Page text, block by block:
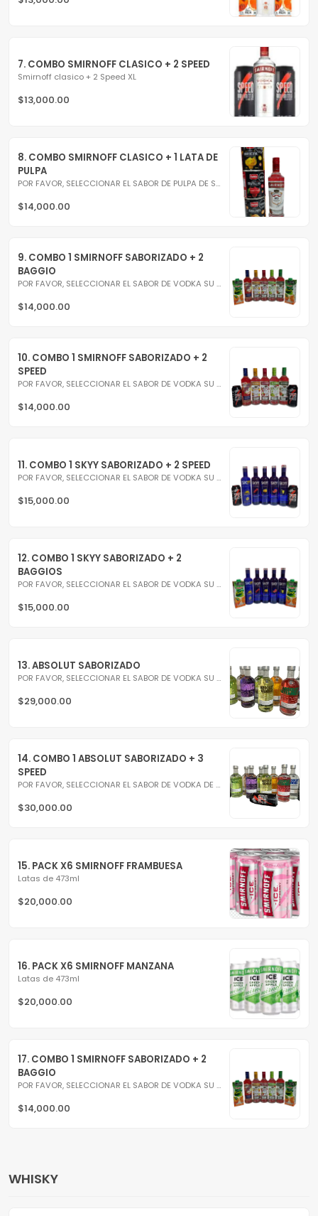
7. COMBO SMIRNOFF CLASICO + 2 SPEED
Smirnoff clasico + 2 Speed XL
$13,000.00
8. COMBO SMIRNOFF CLASICO + 1 LATA DE
PULPA
POR FAVOR, SELECCIONAR EL SABOR DE PULPA DE SU PREFERENCIA!...
$14,000.00
9. COMBO 1 SMIRNOFF SABORIZADO + 2
BAGGIO
POR FAVOR, SELECCIONAR EL SABOR DE VODKA SU PREFERENCIA! :)
$14,000.00
10. COMBO 1 SMIRNOFF SABORIZADO + 2
SPEED
POR FAVOR, SELECCIONAR EL SABOR DE VODKA SU PREFERENCIA! :)
$14,000.00
11. COMBO 1 SKYY SABORIZADO + 2 SPEED
POR FAVOR, SELECCIONAR EL SABOR DE VODKA SU PREFERENCIA! :)
$15,000.00
12. COMBO 1 SKYY SABORIZADO + 2
BAGGIOS
POR FAVOR, SELECCIONAR EL SABOR DE VODKA SU PREFERENCIA! :)
$15,000.00
13. ABSOLUT SABORIZADO
POR FAVOR, SELECCIONAR EL SABOR DE VODKA SU PREFERENCIA! :)
$29,000.00
14. COMBO 1 ABSOLUT SABORIZADO + 3
SPEED
POR FAVOR, SELECCIONAR EL SABOR DE VODKA DE SU PREFERENCIA!...
$30,000.00
15. PACK X6 SMIRNOFF FRAMBUESA
Latas de 473ml
$20,000.00
16. PACK X6 SMIRNOFF MANZANA
Latas de 473ml
$20,000.00
17. COMBO 1 SMIRNOFF SABORIZADO + 2
BAGGIO
POR FAVOR, SELECCIONAR EL SABOR DE VODKA SU PREFERENCIA! :)
$14,000.00
WHISKY